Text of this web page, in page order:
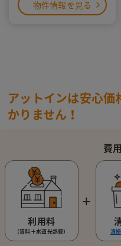
物件情報を見る
アットインは安心価
かりません！
費
利用料
（賃料＋水道光熱費）
＋
清